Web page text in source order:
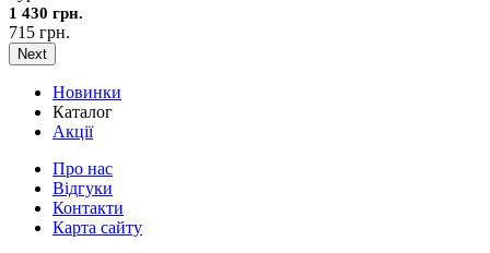
1 430 грн.
715 грн.
Next
Новинки
Каталог
Акції
Про нас
Відгуки
Контакти
Карта сайту